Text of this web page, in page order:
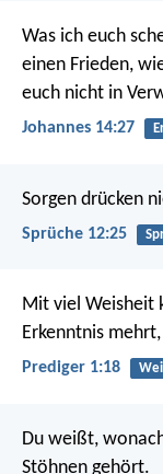
Was ich euch
einen Frieden,
euch nicht in
Johannes 14:27
Sorgen drücken
Sprüche 12:25
Mit viel Weisheit
Erkenntnis
Prediger 1:18
Du weißt,
Stöhnen gehört.